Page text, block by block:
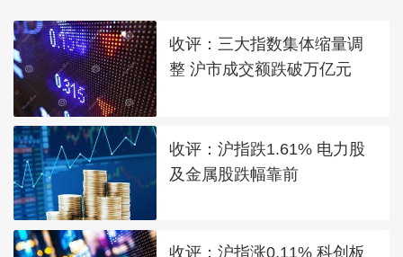
收评：三大指数集体缩量调
整 沪市成交额跌破万亿元
收评：沪指跌1.61% 电力股
及金属股跌幅靠前
收评：沪指涨0.11% 科创板